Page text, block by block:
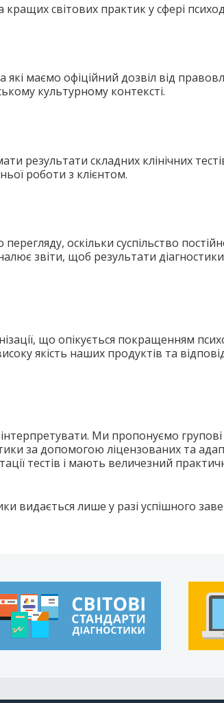
світових практик у сфері
маємо офіційний дозвіл від
культурному контексті.
результати складних клінічних
роботи з клієнтом.
оскільки суспільство
звіти, щоб результати
що опікується покращенням
якість наших продуктів та
Ми пропонуємо групові
за допомогою ліцензованих та
тестів і мають величезний
видається лише у разі успішного